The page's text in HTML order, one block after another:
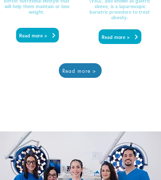
will help them maintain or lose
weight.
Read more >
sleeve, is a laparoscopic
bariatric procedure to treat
obesity.
Read more >
Read more >